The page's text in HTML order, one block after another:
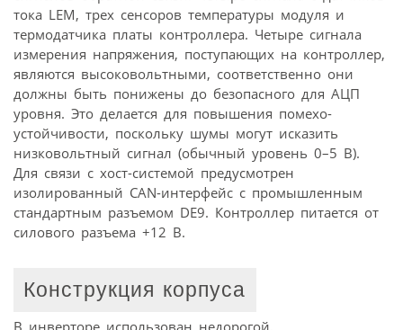
тока LEM, трех сенсоров температуры модуля и
термодатчика платы контроллера. Четыре сигнала
измерения напряжения, поступающих на контроллер,
являются высоковольтными, соответственно они
должны быть понижены до безопасного для АЦП
уровня. Это делается для повышения помехо­
устойчивости, поскольку шумы могут исказить
низковольтный сигнал (обычный уровень 0–5 В).
Для связи с хост-системой предусмотрен
изолированный CAN-интерфейс с промышленным
стандартным разъемом DE9. Контроллер питается от
силового разъема +12 В.
Конструкция корпуса
В инверторе использован недорогой,